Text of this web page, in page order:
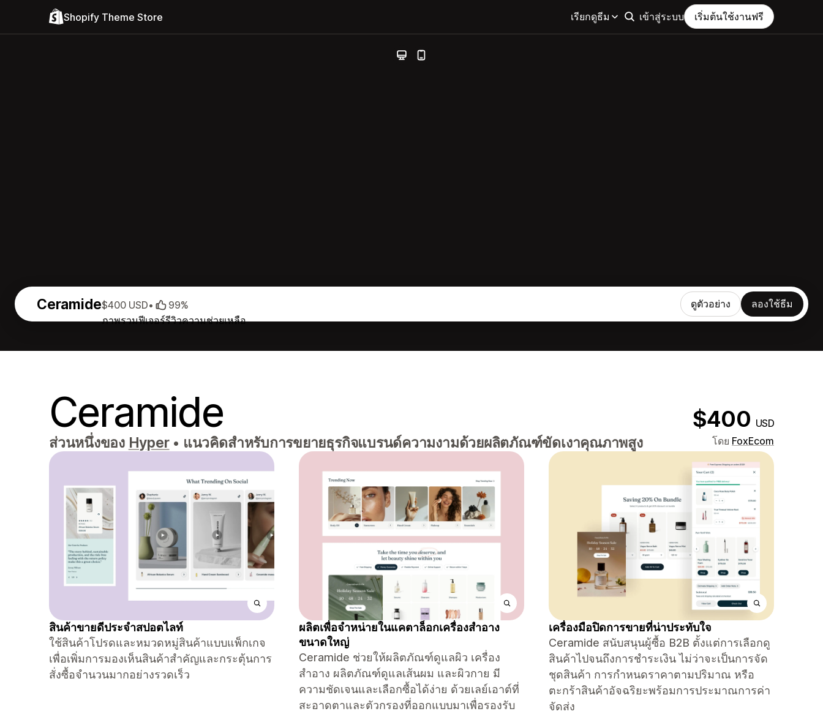
Shopify Theme Store เรียกดูธีม เข้าสู่ระบบ เริ่มต้นใช้งานฟรี
Ceramide
ภาพรวมฟีเจอร์รีวิวความช่วยเหลือ
$400 USD• 99% ดูตัวอย่าง ลองใช้ธีม
Ceramide $400 USD
ส่วนหนึ่งของ Hyper • แนวคิดสำหรับการขยายธุรกิจแบรนด์ความงามด้วยผลิตภัณฑ์ขัดเงาคุณภาพสูง โดย FoxEcom
สินค้าขายดีประจำสปอตไลท์
ใช้สินค้าโปรดและหมวดหมู่สินค้าแบบแพ็กเกจ
เพื่อเพิ่มการมองเห็นสินค้าสำคัญและกระตุ้นการ
สั่งซื้อจำนวนมากอย่างรวดเร็ว
ผลิตเพื่อจำหน่ายในแคตาล็อกเครื่องสำอาง
ขนาดใหญ่
Ceramide ช่วยให้ผลิตภัณฑ์ดูแลผิว เครื่อง
สำอาง ผลิตภัณฑ์ดูแลเส้นผม และผิวกาย มี
ความชัดเจนและเลือกซื้อได้ง่าย ด้วยเลย์เอาต์ที่
สะอาดตาและตัวกรองที่ออกแบบมาเพื่อรองรับ
เครื่องมือปิดการขายที่น่าประทับใจ
Ceramide สนับสนุนผู้ซื้อ B2B ตั้งแต่การเลือกดู
สินค้าไปจนถึงการชำระเงิน ไม่ว่าจะเป็นการจัด
ชุดสินค้า การกำหนดราคาตามปริมาณ หรือ
ตะกร้าสินค้าอัจฉริยะพร้อมการประมาณการค่า
จัดส่ง